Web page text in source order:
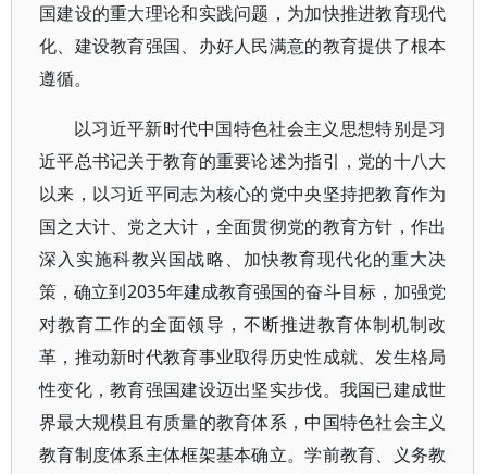
国建设的重大理论和实践问题，为加快推进教育现代
化、建设教育强国、办好人民满意的教育提供了根本
遵循。
以习近平新时代中国特色社会主义思想特别是习
近平总书记关于教育的重要论述为指引，党的十八大
以来，以习近平同志为核心的党中央坚持把教育作为
国之大计、党之大计，全面贯彻党的教育方针，作出
深入实施科教兴国战略、加快教育现代化的重大决
策，确立到2035年建成教育强国的奋斗目标，加强党
对教育工作的全面领导，不断推进教育体制机制改
革，推动新时代教育事业取得历史性成就、发生格局
性变化，教育强国建设迈出坚实步伐。我国已建成世
界最大规模且有质量的教育体系，中国特色社会主义
教育制度体系主体框架基本确立。学前教育、义务教